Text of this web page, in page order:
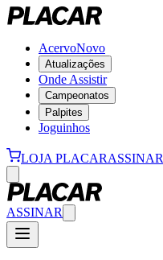
AcervoNovo
Atualizações
Onde Assistir
Campeonatos
Palpites
Joguinhos
LOJA PLACARASSINAR
ASSINAR